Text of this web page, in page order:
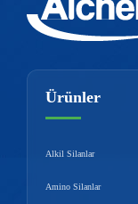
Ürünler
Alkil Silanlar
Amino Silanlar